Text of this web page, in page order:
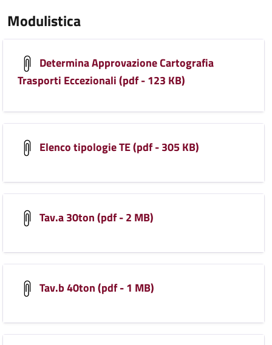
Modulistica
Determina Approvazione Cartografia
Trasporti Eccezionali (pdf - 123 KB)
Elenco tipologie TE (pdf - 305 KB)
Tav.a 30ton (pdf - 2 MB)
Tav.b 40ton (pdf - 1 MB)